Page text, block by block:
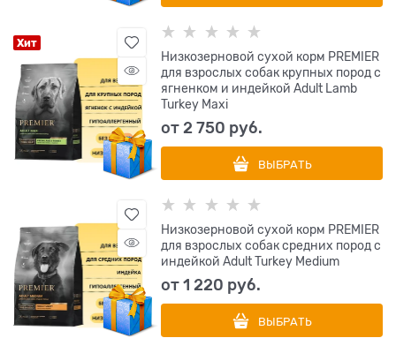
Хит
Низкозерновой сухой корм PREMIER
для взрослых собак крупных пород с
ягненком и индейкой Adult Lamb
Turkey Maxi
от2 750 руб.
ВЫБРАТЬ
Низкозерновой сухой корм PREMIER
для взрослых собак средних пород с
индейкой Adult Turkey Medium
от1 220 руб.
ВЫБРАТЬ